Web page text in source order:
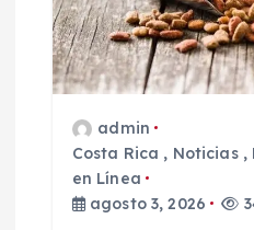
admin
Costa Rica , Noticias,
en Línea
agosto 3, 2026